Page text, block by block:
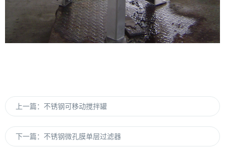
上一篇： 不锈钢可移动搅拌罐
下一篇： 不锈钢微孔膜单层过滤器